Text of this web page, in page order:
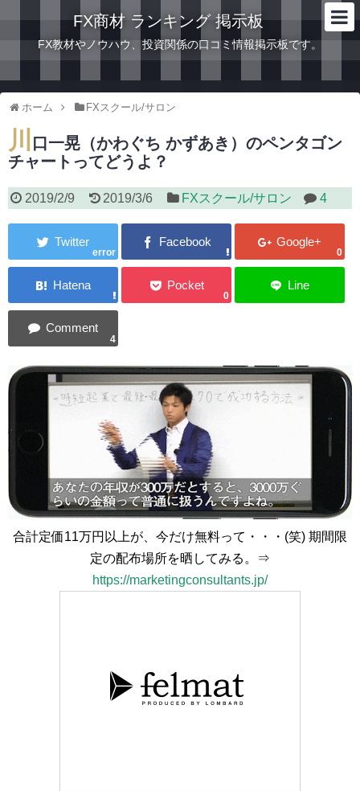
FX商材 ランキング 掲示板
FX教材やノウハウ、投資関係の口コミ情報掲示板です。
ホーム FXスクール/サロン
川
口一晃（かわぐち かずあき）のペンタゴン
チャートってどうよ？
2019/2/9 2019/3/6 FXスクール/サロン 4
error 0
0
4
合計定価11万円以上が、今だけ無料って・・・(笑) 期間限
定の配布場所を晒してみる。⇒
https://marketingconsultants.jp/